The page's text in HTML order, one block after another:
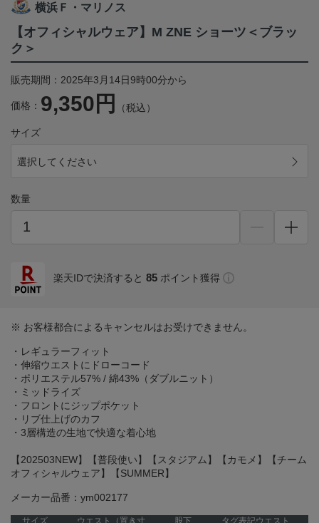
横浜Ｆ・マリノス
【オフィシャルウェア】M ZNE ショーツ＜ブラッ
ク＞
販売期間：2025年3月14日9時00分から
価格： 9,350円 （税込）
サイズ
選択してください
数量
楽天IDで決済すると 85 ポイント獲得
※ お客様都合によるキャンセルはお受けできません。
・レギュラーフィット
・伸縮ウエストにドローコード
・ポリエステル57% / 綿43%（ダブルニット）
・ミッドライズ
・フロントにジップポケット
・リブ仕上げのカフ
・3層構造の生地で快適な着心地
【202503NEW】【普段使い】【スタジアム】【カモメ】【チーム
オフィシャルウェア】【SUMMER】
メーカー品番：ym002177
サイズ ウエスト（置き寸 股下 タグ表記ウエスト